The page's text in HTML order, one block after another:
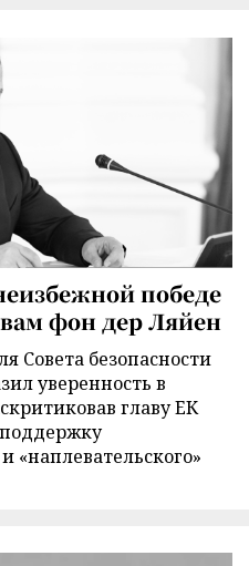
победе
фон дер Ляйен
Совета безопасности
уверенность в
главу ЕК
«наплевательского»